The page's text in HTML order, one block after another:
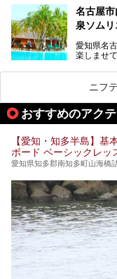
天然ラド
室、地元
ご紹介し
名古屋
泉ソム
愛知県名
楽しませ
ムリエの
名古屋市
行こうか
ぜひこの
てみるの
ニフ
おすすめのアク
【愛知・知多半島】基
ボード ベーシックレッ
愛知県知多郡南知多町山海橋